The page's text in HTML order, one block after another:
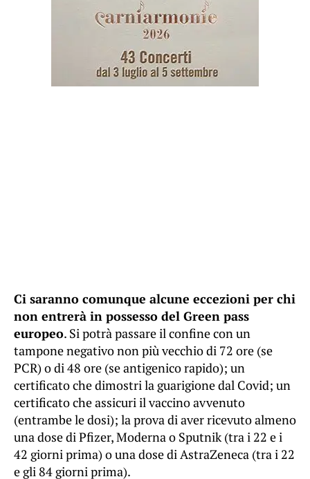
Ci saranno comunque alcune eccezioni per chi
non entrerà in possesso del Green pass
europeo. Si potrà passare il confine con un
tampone negativo non più vecchio di 72 ore (se
PCR) o di 48 ore (se antigenico rapido); un
certificato che dimostri la guarigione dal Covid; un
certificato che assicuri il vaccino avvenuto
(entrambe le dosi); la prova di aver ricevuto almeno
una dose di Pfizer, Moderna o Sputnik (tra i 22 e i
42 giorni prima) o una dose di AstraZeneca (tra i 22
e gli 84 giorni prima).